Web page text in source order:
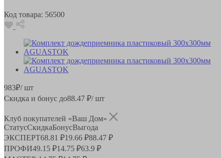
Код товара: 56500
983₽/ шт
Скидка и бонус до88.47 ₽/ шт
Клуб покупателей «Ваш Дом»
СтатусСкидкаБонусВыгода
ЭКСПЕРТ68.81 ₽19.66 ₽88.47 ₽
ПРОФИ49.15 ₽14.75 ₽63.9 ₽